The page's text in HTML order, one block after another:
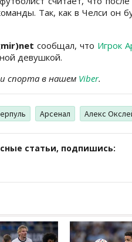
Так, как в Челси он
сообщал, что Игрок
девушкой.
спорта в нашем Viber.
Арсенал Алекс
статьи, подпишись: